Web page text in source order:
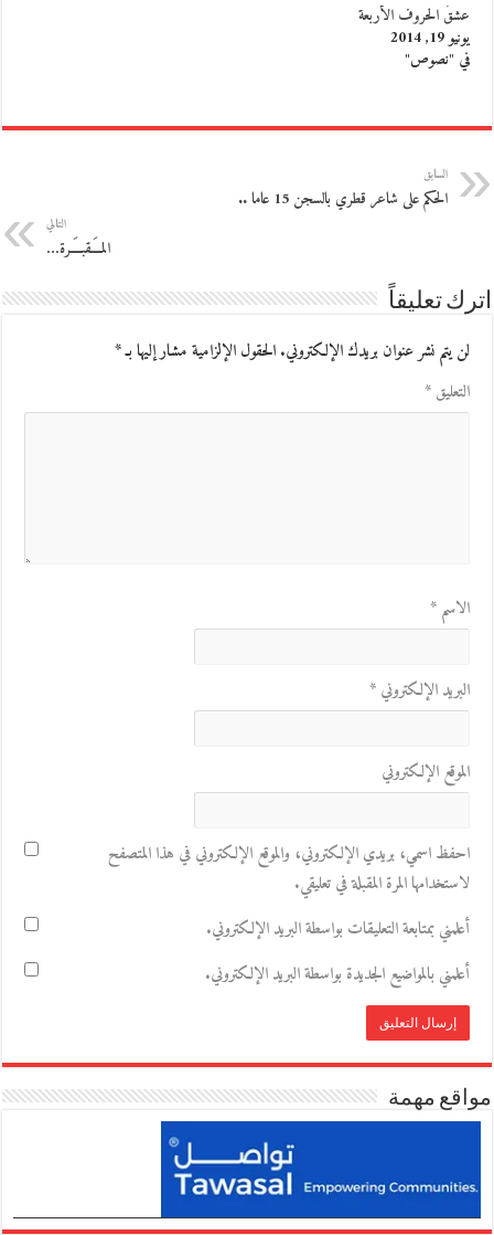
عشقُ الحروف الأربعة
يونيو 19, 2014
في "نصوص"
السابق
الحكم على شاعر قطري بالسجن 15 عاما ..
التالي
المـَـــقبــَــرة…
اترك تعليقاً
لن يتم نشر عنوان بريدك الإلكتروني.الحقول الإلزامية مشار إليها بـ*
التعليق*
الاسم*
البريد الإلكتروني*
الموقع الإلكتروني
احفظ اسمي، بريدي الإلكتروني، والموقع الإلكتروني في هذا المتصفح
لاستخدامها المرة المقبلة في تعليقي.
أعلمني بمتابعة التعليقات بواسطة البريد الإلكتروني.
أعلمني بالمواضيع الجديدة بواسطة البريد الإلكتروني.
مواقع مهمة